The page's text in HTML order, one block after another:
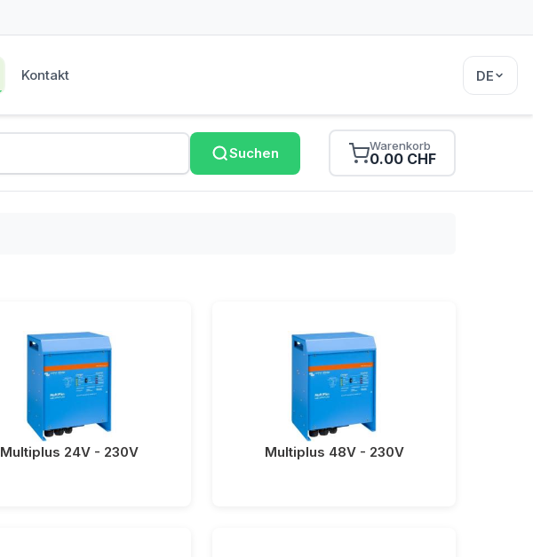
Kontakt DE
Suchen Warenkorb
0.00 CHF
Multiplus 24V - 230V Multiplus 48V - 230V